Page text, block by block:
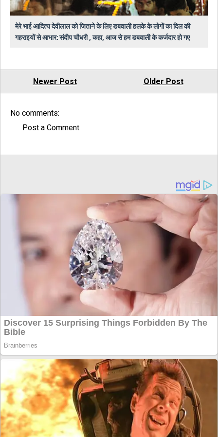
मेरे भाई आदित्य देवीलाल को जिताने के लिए डबवाली हलके के लोगों का दिल की
गहराइयों से आभार: संदीप चौधरी , कहा, आज से हम डबवाली के कर्जदार हो गए
Newer Post Older Post
No comments:
Post a Comment